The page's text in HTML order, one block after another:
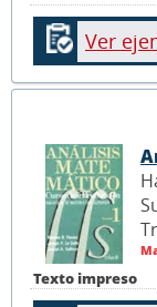
Ver
Texto impreso